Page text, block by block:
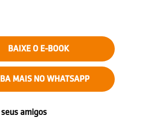
BAIXE O E-BOOK
MAIS NO WHATSAPP
amigos